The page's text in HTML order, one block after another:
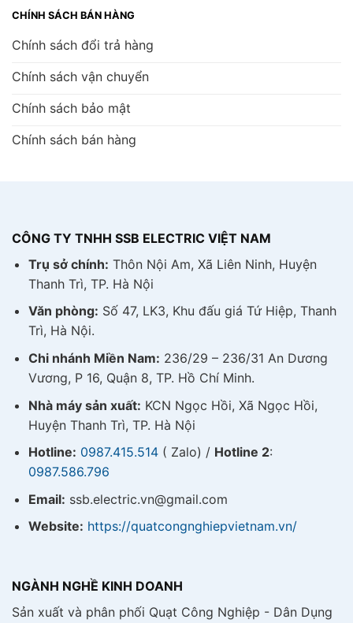
CHÍNH SÁCH BÁN HÀNG
Chính sách đổi trả hàng
Chính sách vận chuyển
Chính sách bảo mật
Chính sách bán hàng
CÔNG TY TNHH SSB ELECTRIC VIỆT NAM
Trụ sở chính: Thôn Nội Am, Xã Liên Ninh, Huyện
Thanh Trì, TP. Hà Nội
Văn phòng: Số 47, LK3, Khu đấu giá Tứ Hiệp, Thanh
Trì, Hà Nội.
Chi nhánh Miền Nam: 236/29 – 236/31 An Dương
Vương, P 16, Quận 8, TP. Hồ Chí Minh.
Nhà máy sản xuất: KCN Ngọc Hồi, Xã Ngọc Hồi,
Huyện Thanh Trì, TP. Hà Nội
Hotline: 0987.415.514( Zalo) / Hotline 2:
0987.586.796
Email: ssb.electric.vn@gmail.com
Website: https://quatcongnghiepvietnam.vn/
NGÀNH NGHỀ KINH DOANH
Sản xuất và phân phối Quạt Công Nghiệp - Dân Dụng